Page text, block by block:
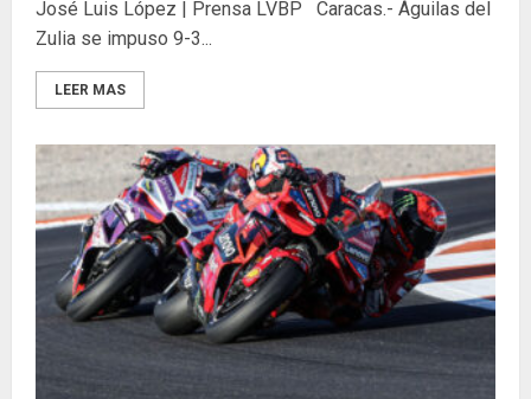
José Luis López | Prensa LVBP Caracas.- Águilas del
Zulia se impuso 9-3...
LEER MAS